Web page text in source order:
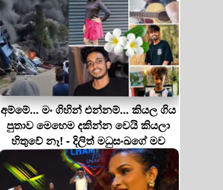
අම්මේ... මං ගිහින් එන්නම්... කියල ගිය
පුතාව මෙහෙම දකින්න වෙයි කියලා
හිතුවේ නෑ! - දිලිත් මධුසංඛගේ මව